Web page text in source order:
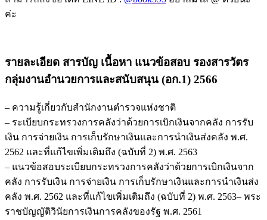
ล่าสุด
ชิ้น
ค่ะ
รายละเอียด สารบัญ เนื้อหา แนวข้อสอบ รองสารวัตร
กลุ่มงานอำนวยการและสนับสนุน (อก.1) 2566
– ความรู้เกี่ยวกับสำนักงานตำรวจแห่งชาติ
– ระเบียบกระทรวงการคลังว่าด้วยการเบิกเงินจากคลัง การรับ
เงิน การจ่ายเงิน การเก็บรักษาเงินและการนำเงินส่งคลัง พ.ศ.
2562 และที่แก้ไขเพิ่มเติมถึง (ฉบับที่ 2) พ.ศ. 2563
– แนวข้อสอบระเบียบกระทรวงการคลังว่าด้วยการเบิกเงินจาก
คลัง การรับเงิน การจ่ายเงิน การเก็บรักษาเงินและการนำเงินส่ง
คลัง พ.ศ. 2562 และที่แก้ไขเพิ่มเติมถึง (ฉบับที่ 2) พ.ศ. 2563– พระ
ราชบัญญัติวินัยการเงินการคลังของรัฐ พ.ศ. 2561